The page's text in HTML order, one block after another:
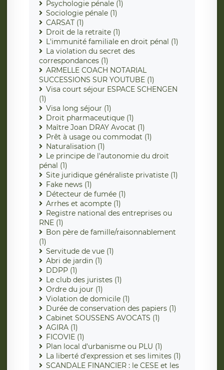
Psychologie pénale (1)
Sociologie pénale (1)
CARSAT (1)
Droit de la retraite (1)
L'immunité familiale en droit pénal (1)
La violation du secret des
correspondances (1)
ARMELLE COACH NOTARIAL
SUCCESSIONS SUR YOUTUBE (1)
Visa court séjour ESPACE SCHENGEN
(1)
Visa long séjour (1)
Droit pharmaceutique (1)
Maître Joan DRAY Avocat (1)
Prêt à usage ou commodat (1)
Naturalisation (1)
Le principe de l'autonomie du droit
pénal (1)
Site juridique généraliste privatiste (1)
Fake news (1)
Détecteur de fumée (1)
Arrhes et acompte (1)
Registre national des entreprises ou
RNE (1)
Bon père de famille/raisonnablement
(1)
Servitude de vue (1)
Abri de jardin (1)
DDPP (1)
Le club des juristes (1)
Ordre du jour (1)
Violation de domicile (1)
Durée de conservation des papiers (1)
Cabinet SOUSSENS AVOCATS (1)
AGIRA (1)
FICOVIE (1)
Plan local d'urbanisme ou PLU (1)
La liberté d'expression et ses limites (1)
SCANDALE FINANCIER : le CESE et les